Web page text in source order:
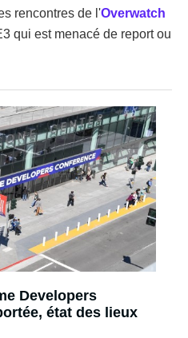
rencontres de l'Overwatch
qui est menacé de report ou
Developers
état des lieux